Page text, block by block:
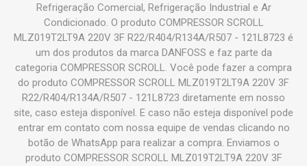
Refrigeração Comercial, Refrigeração Industrial e Ar
Condicionado. O produto COMPRESSOR SCROLL
MLZ019T2LT9A 220V 3F R22/R404/R134A/R507 - 121L8723 é
um dos produtos da marca DANFOSS e faz parte da
categoria COMPRESSOR SCROLL. Você pode fazer a compra
do produto COMPRESSOR SCROLL MLZ019T2LT9A 220V 3F
R22/R404/R134A/R507 - 121L8723 diretamente em nosso
site, caso esteja disponível. E caso não esteja disponível pode
entrar em contato com nossa equipe de vendas clicando no
botão de WhatsApp para realizar a compra. Enviamos o
produto COMPRESSOR SCROLL MLZ019T2LT9A 220V 3F